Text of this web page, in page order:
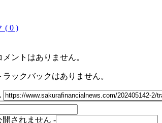
( 0 )
ントはありません。
ックバックはありません。
開されません -